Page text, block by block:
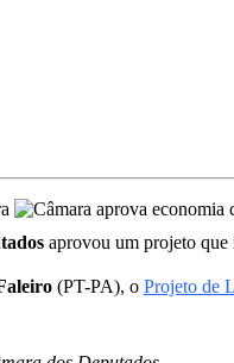
aprovou um projeto que
(PT-PA), o Projeto de